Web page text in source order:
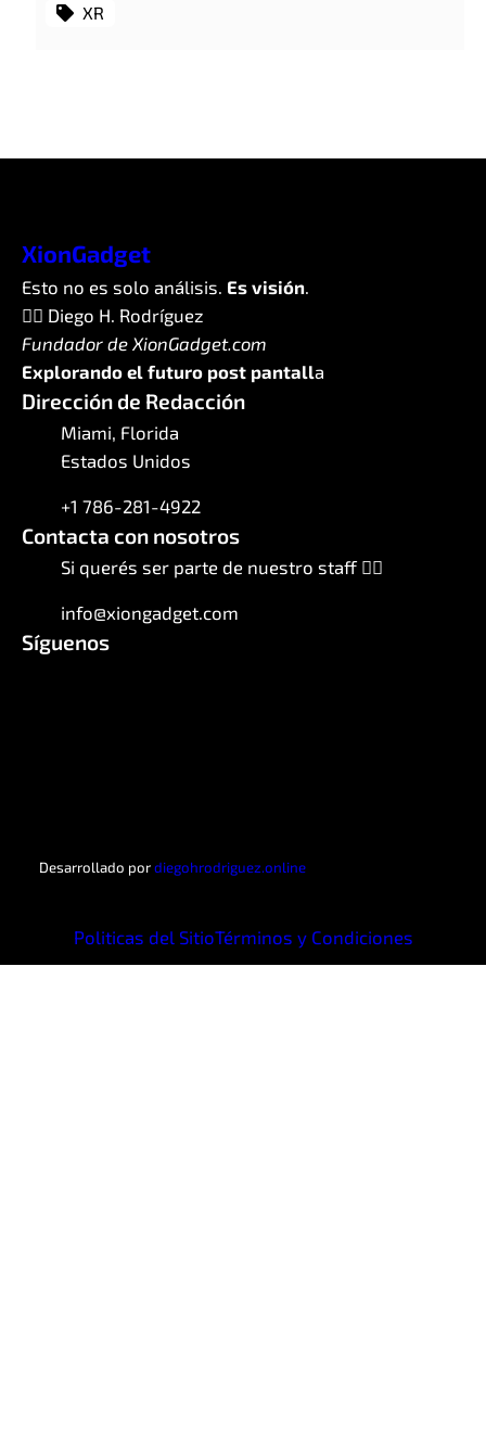
XR
XionGadget
Esto no es solo análisis. Es visión
✍🏼 Diego H. Rodríguez
Fundador de XionGadget.com
Explorando el futuro post pantalla
Dirección de Redacción
Miami, Florida
Estados Unidos
+1 786-281-4922
Contacta con nosotros
Si querés ser parte de nuestro staff 👇🏼
info@xiongadget.com
Síguenos
Desarrollado pordiegohrodriguez.online
Politicas del SitioTérminos y Condiciones